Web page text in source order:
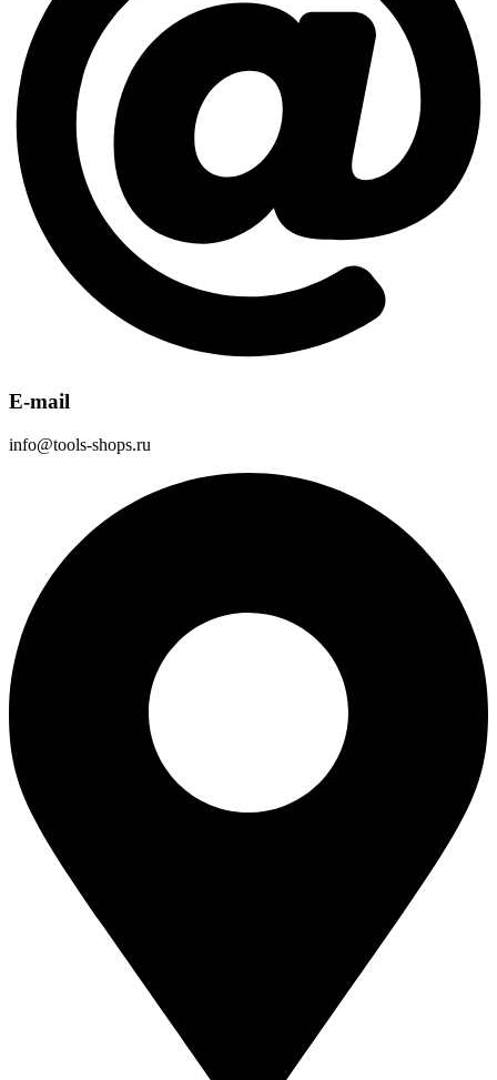
E-mail
info@tools-shops.ru